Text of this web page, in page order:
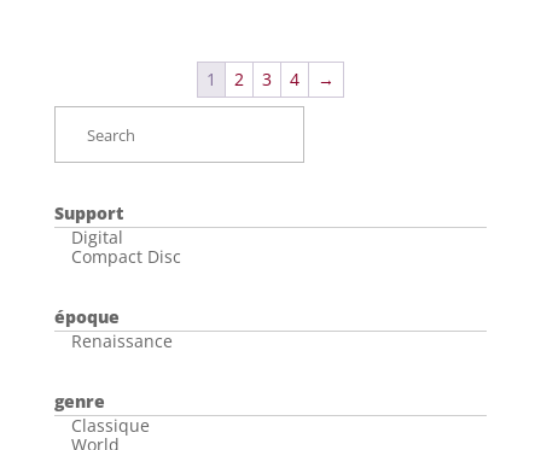
1 2 3 4 →
Support
Digital
Compact Disc
époque
Renaissance
genre
Classique
World